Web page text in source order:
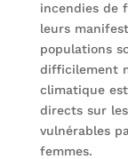
incendies de
leurs
populations
difficilement
climatique
directs sur
vulnérables
femmes.